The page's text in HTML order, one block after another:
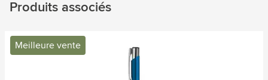
Produits associés
Meilleure vente